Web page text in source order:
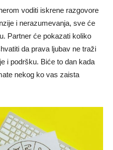
voditi iskrene razgovore
i nerazumevanja, sve će
Partner će pokazati koliko
da prava ljubav ne traži
i podršku. Biće to dan kada
nekog ko vas zaista